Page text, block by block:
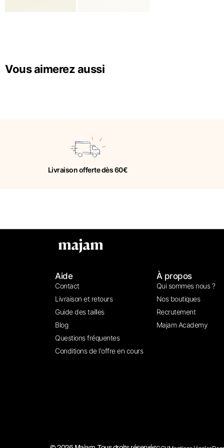
Vous aimerez aussi
Livraison offerte dès 60€
Aide
Contact
Livraison et retours
Guide des tailles
Blog
Questions fréquentes
Conditions de l'offre en cours
À propos
Qui sommes nous ?
Nos boutiques
Recrutement
Majam Academy